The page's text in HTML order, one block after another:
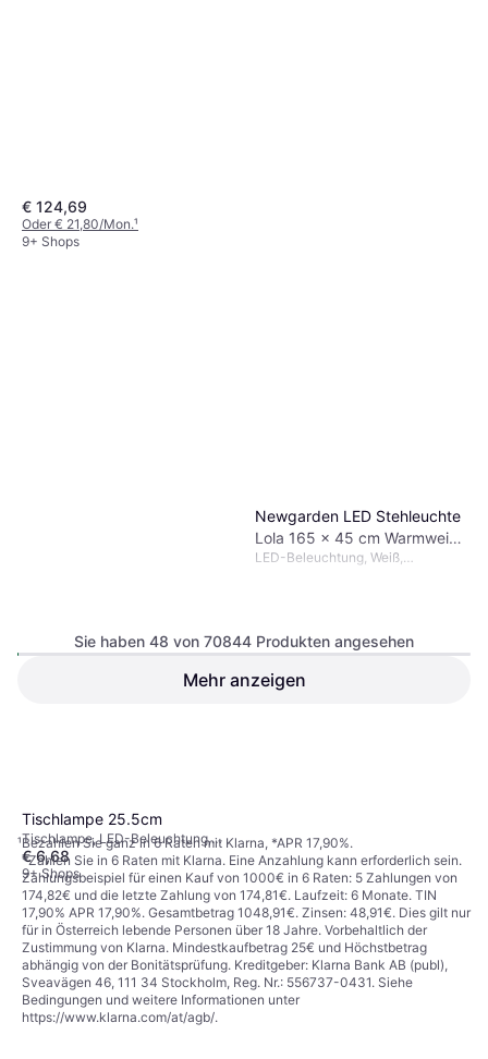
€ 124,69
Oder € 21,80/Mon.¹
9+ Shops
Paulmann 94249
Solarbeleuchtung, Schwarz, Weiß,
Grau, Aluminium, Metall,
Kunststoff, IP-Schutzart: IP44,
IP65
9+ Shops
Tischlampe 25.5cm
Tischlampe, LED-Beleuchtung,
Verstellbarer Arm,
Batteriebetrieben, Silber, Schwarz,
Kunststoff
€ 6,68
9+ Shops
Newgarden LED Stehleuchte
Lola 165 x 45 cm Warmweiß
Bodenlampe
LED-Beleuchtung, Weiß,
Sie haben 48 von 70844 Produkten angesehen
Mehr anzeigen
¹Bezahlen Sie ganz in 6 Raten mit Klarna, *APR 17,90%.
*Zahlen Sie in 6 Raten mit Klarna. Eine Anzahlung kann erforderlich sein.
Zahlungsbeispiel für einen Kauf von 1000€ in 6 Raten: 5 Zahlungen von
174,82€ und die letzte Zahlung von 174,81€. Laufzeit: 6 Monate. TIN
17,90% APR 17,90%. Gesamtbetrag 1048,91€. Zinsen: 48,91€. Dies gilt nur
für in Österreich lebende Personen über 18 Jahre. Vorbehaltlich der
Zustimmung von Klarna. Mindestkaufbetrag 25€ und Höchstbetrag
abhängig von der Bonitätsprüfung. Kreditgeber: Klarna Bank AB (publ),
Sveavägen 46, 111 34 Stockholm, Reg. Nr.: 556737-0431. Siehe
Bedingungen und weitere Informationen unter
https://www.klarna.com/at/agb/.